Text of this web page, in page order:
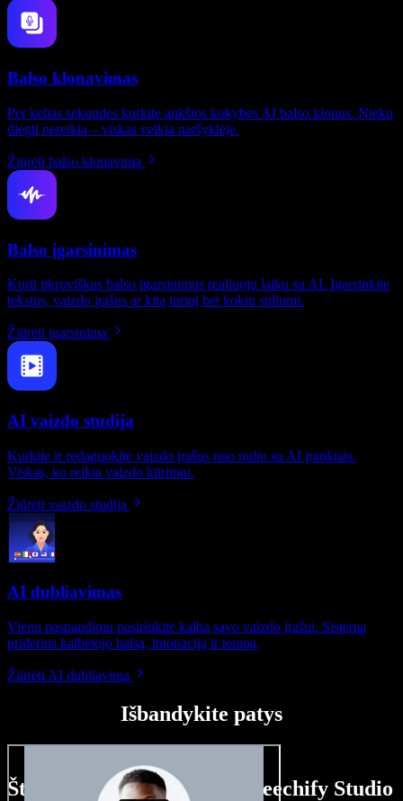
Balso klonavimas
Per kelias sekundes kurkite aukštos kokybės AI balso klonus. Nieko
diegti nereikia – viskas veikia naršyklėje.
Žiūrėti balso klonavimą
Balso įgarsinimas
Kurti tikroviškus balso įgarsinimus realiuoju laiku su AI. Įgarsinkite
tekstus, vaizdo įrašus ar kitą turinį bet kokiu stiliumi.
Žiūrėti įgarsinimą
AI vaizdo studija
Kurkite ir redaguokite vaizdo įrašus nuo nulio su AI įrankiais.
Viskas, ko reikia vaizdo kūrimui.
Žiūrėti vaizdo studiją
AI dubliavimas
Vienu paspaudimu pasirinkite kalbą savo vaizdo įrašui. Sistema
priderins kalbėtojo balsą, intonaciją ir tempą.
Žiūrėti AI dubliavimą
Išbandykite patys
Štai ką galite nuveikti su Speechify Studio